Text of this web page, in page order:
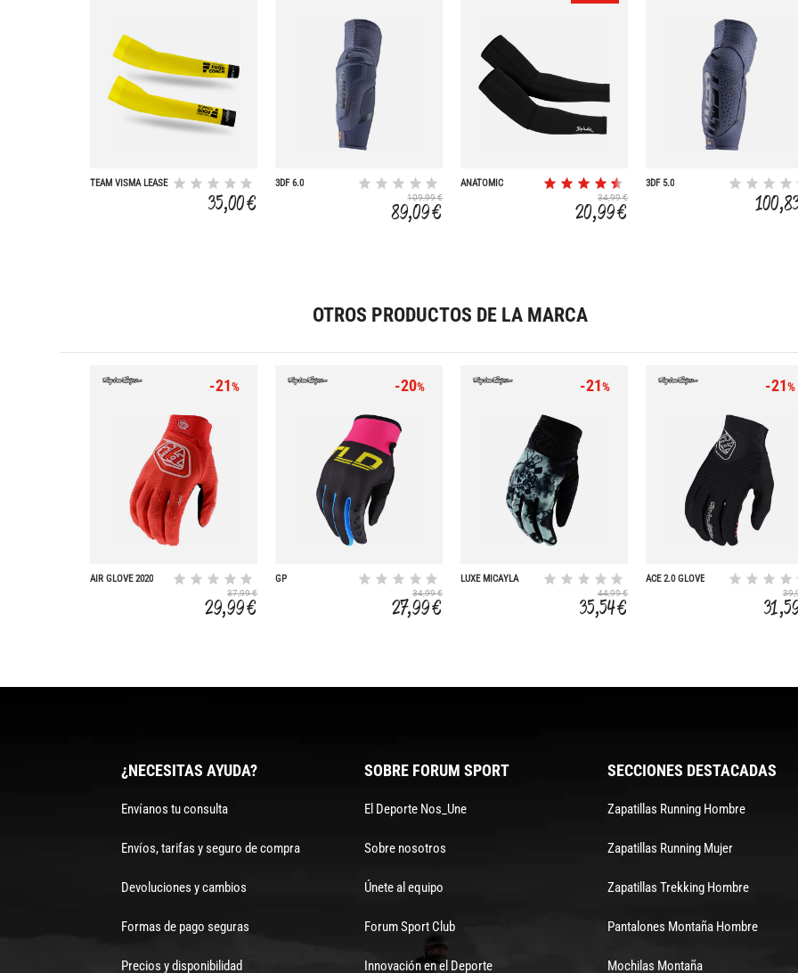
TEAM VISMA LEASE
35,00 €
3DF 6.0
109,99 €
89,09 €
ANATOMIC
34,99 €
20,99 €
3DF 5.0
OTROS PRODUCTOS DE LA MARCA
-21%
AIR GLOVE 2020
37,99 €
29,99 €
-20%
GP
34,99 €
27,99 €
-21%
LUXE MICAYLA
44,99 €
35,54 €
-21%
ACE 2.0 GLOVE
¿NECESITAS AYUDA?
Envíanos tu consulta
Envíos, tarifas y seguro de compra
Devoluciones y cambios
Formas de pago seguras
Precios y disponibilidad
SOBRE FORUM SPORT
El Deporte Nos_Une
Sobre nosotros
Únete al equipo
Forum Sport Club
Innovación en el Deporte
SECCIONES DESTACADAS
Zapatillas Running Hombre
Zapatillas Running Mujer
Zapatillas Trekking Hombre
Pantalones Montaña Hombre
Mochilas Montaña